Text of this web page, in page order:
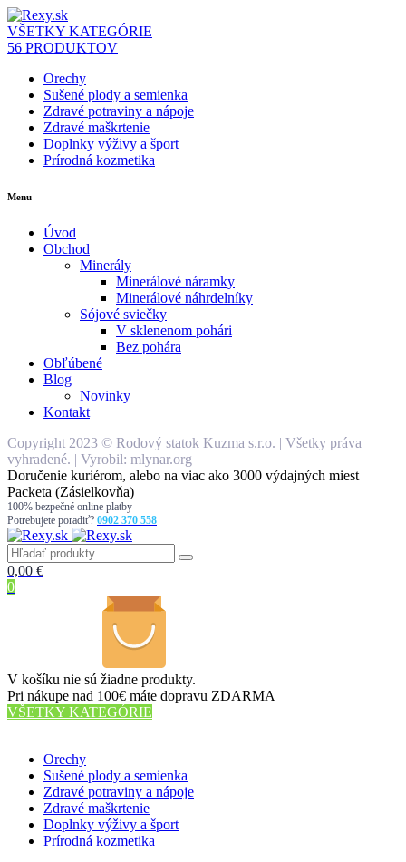
VŠETKY KATEGÓRIE
56 PRODUKTOV
Orechy
Sušené plody a semienka
Zdravé potraviny a nápoje
Zdravé maškrtenie
Doplnky výživy a šport
Prírodná kozmetika
Menu
Úvod
Obchod
Minerály
Minerálové náramky
Minerálové náhrdelníky
Sójové sviečky
V sklenenom pohári
Bez pohára
Obľúbené
Blog
Novinky
Kontakt
Copyright 2023 © Rodový statok Kuzma s.r.o. | Všetky práva
vyhradené. | Vyrobil: mlynar.org
Doručenie kuriérom, alebo na viac ako 3000 výdajných miest
Packeta (Zásielkovňa)
100% bezpečné online platby
Potrebujete poradiť? 0902 370 558
0,00 €
0
V košíku nie sú žiadne produkty.
Pri nákupe nad 100€ máte dopravu ZDARMA
VŠETKY KATEGÓRIE
Orechy
Sušené plody a semienka
Zdravé potraviny a nápoje
Zdravé maškrtenie
Doplnky výživy a šport
Prírodná kozmetika